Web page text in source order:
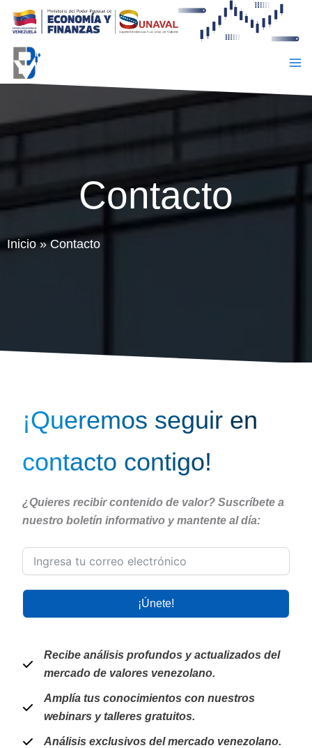
contenido
Contacto
Inicio»Contacto
¡Queremos seguir en
contacto contigo!
¿Quieres recibir contenido de valor? Suscríbete a
nuestro boletín informativo y mantente al día:
¡Únete!
Recibe análisis profundos y actualizados del
mercado de valores venezolano.
Amplía tus conocimientos con nuestros
webinars y talleres gratuitos.
Análisis exclusivos del mercado venezolano.